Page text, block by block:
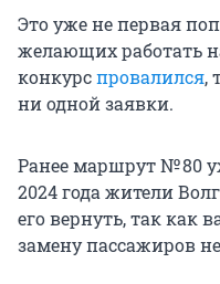
Это уже не первая
желающих работать
конкурспровалился,
ни одной заявки.
Ранее маршрут № 80
2024 года жители
его вернуть, так как
замену пассажиров